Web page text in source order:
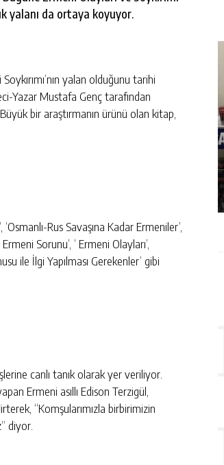
yalanı da ortaya koyuyor.
yalan olduğunu tarihi
Yazar Mustafa Genç tarafından
Büyük bir araştırmanın ürünü olan kitap,
Rus Savaşına Kadar Ermeniler’,
Sorunu’, ‘ Ermeni Olayları’,
ile İlgi Yapılması Gerekenler’ gibi
canlı tanık olarak yer veriliyor.
Ermeni asıllı Edison Terzigül,
“Komşularımızla birbirimizin
diyor.